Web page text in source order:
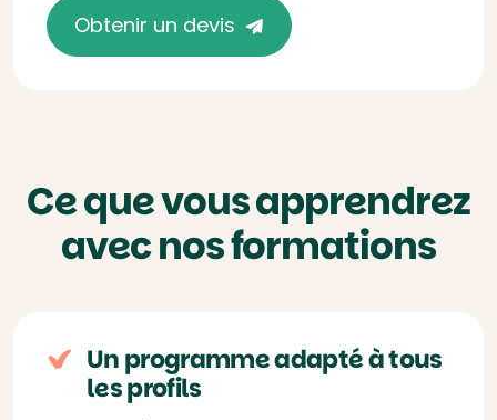
Obtenir un devis
Ce que vous apprendrez
avec nos formations
Un programme adapté à tous
les profils